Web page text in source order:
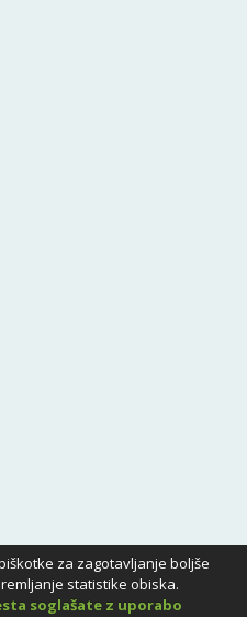
za zagotavljanje boljše
statistike obiska.
soglašate z uporabo